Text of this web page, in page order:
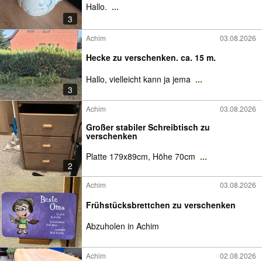
3
Hallo. ...
3
Achim 03.08.2026
Hecke zu verschenken. ca. 15 m.
Hallo, vielleicht kann ja jema ...
2
Achim 03.08.2026
Großer stabiler Schreibtisch zu
verschenken
Platte 179x89cm, Höhe 70cm ...
Achim 03.08.2026
Frühstücksbrettchen zu verschenken
Abzuholen in Achim
Achim 02.08.2026